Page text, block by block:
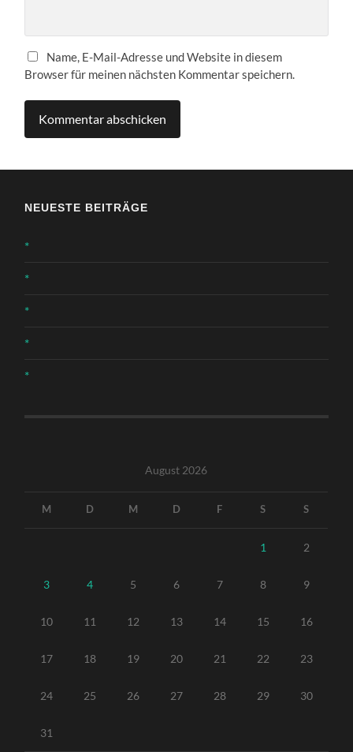
Name, E-Mail-Adresse und Website in diesem
Browser für meinen nächsten Kommentar speichern.
NEUESTE BEITRÄGE
*
*
*
*
*
August 2026
M D M D F S S
1 2
3 4 5 6 7 8 9
10 11 12 13 14 15 16
17 18 19 20 21 22 23
24 25 26 27 28 29 30
31